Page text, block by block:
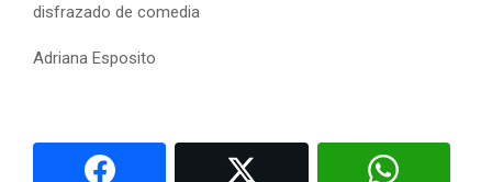
disfrazado de comedia
Adriana Esposito